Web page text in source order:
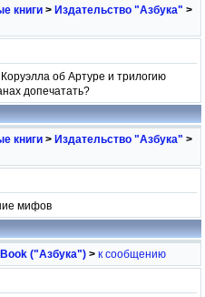
книги > Издательство "Азбука" >
об Артуре и трилогию
допечатать?
книги > Издательство "Азбука" >
мифов
("Азбука") > к сообщению